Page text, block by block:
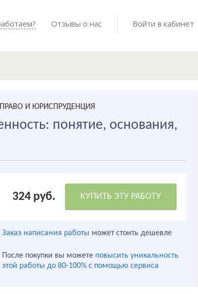
мы работаем? Готовые работы
Отзывы о нас Войти в кабинет
И ЮРИСПРУДЕНЦИЯ
понятие, основания,
324 руб. КУПИТЬ ЭТУ РАБОТУ
Заказ написания работы может стоить дешевле
После покупки вы можете повысить уникальность
этой работы до 80-100% с помощью сервиса